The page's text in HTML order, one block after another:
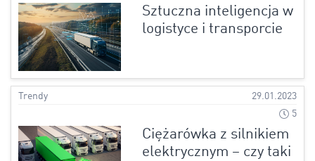
Sztuczna inteligencja w
logistyce i transporcie
Trendy
29.01.2023
5
Ciężarówka z silnikiem
elektrycznym – czy taki